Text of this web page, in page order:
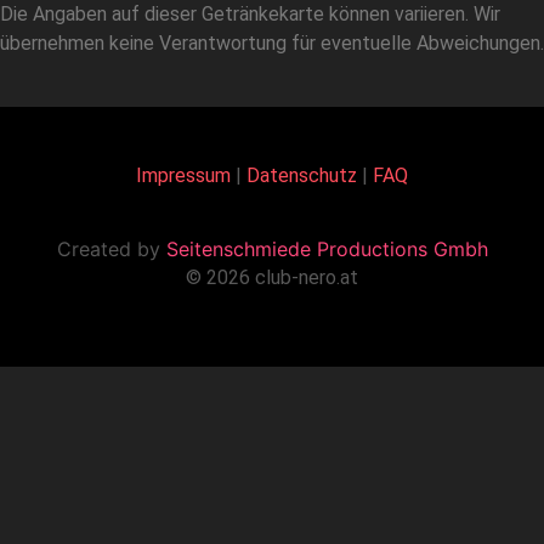
Die Angaben auf dieser Getränkekarte können variieren. Wir
übernehmen keine Verantwortung für eventuelle Abweichungen.
Impressum | Datenschutz | FAQ
Created by Seitenschmiede Productions Gmbh
© 2026 club-nero.at